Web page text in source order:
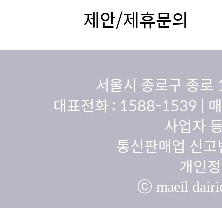
제안/제휴문의
서울시 종로구 종
대표전화 : 1588-1539 |
사업자
통신판매업 신
개인
ⓒ maeil